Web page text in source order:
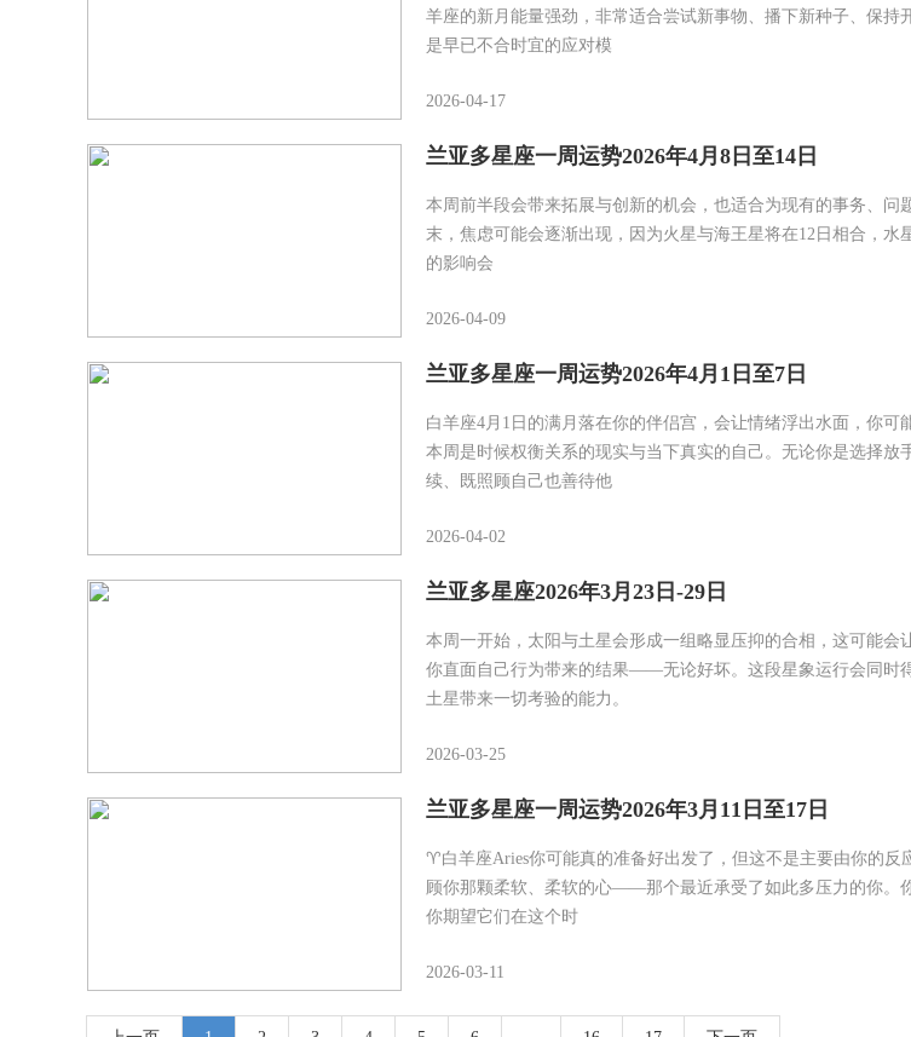
羊座的新月能量强劲，非常适合尝试新事物、播下新种子、保持
是早已不合时宜的应对模
2026-04-17
兰亚多星座一周运势2026年4月8日至14日
本周前半段会带来拓展与创新的机会，也适合为现有的事务、问
末，焦虑可能会逐渐出现，因为火星与海王星将在12日相合，水
的影响会
2026-04-09
兰亚多星座一周运势2026年4月1日至7日
白羊座4月1日的满月落在你的伴侣宫，会让情绪浮出水面，你可
本周是时候权衡关系的现实与当下真实的自己。无论你是选择放
续、既照顾自己也善待他
2026-04-02
兰亚多星座2026年3月23日-29日
本周一开始，太阳与土星会形成一组略显压抑的合相，这可能会
你直面自己行为带来的结果——无论好坏。这段星象运行会同时
土星带来一切考验的能力。
2026-03-25
兰亚多星座一周运势2026年3月11日至17日
♈白羊座Aries你可能真的准备好出发了，但这不是主要由你的反
顾你那颗柔软、柔软的心——那个最近承受了如此多压力的你。
你期望它们在这个时
2026-03-11